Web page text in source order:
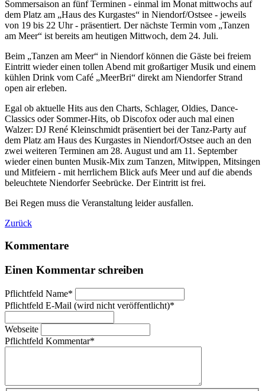
Sommersaison an fünf Terminen - einmal im Monat mittwochs auf
dem Platz am „Haus des Kurgastes“ in Niendorf/Ostsee - jeweils
von 19 bis 22 Uhr - präsentiert. Der nächste Termin vom „Tanzen
am Meer“ ist bereits am heutigen Mittwoch, dem 24. Juli.
Beim „Tanzen am Meer“ in Niendorf können die Gäste bei freiem
Eintritt wieder einen tollen Abend mit großartiger Musik und einem
kühlen Drink vom Café „MeerBri“ direkt am Niendorfer Strand
open air erleben.
Egal ob aktuelle Hits aus den Charts, Schlager, Oldies, Dance-
Classics oder Sommer-Hits, ob Discofox oder auch mal einen
Walzer: DJ René Kleinschmidt präsentiert bei der Tanz-Party auf
dem Platz am Haus des Kurgastes in Niendorf/Ostsee auch an den
zwei weiteren Terminen am 28. August und am 11. September
wieder einen bunten Musik-Mix zum Tanzen, Mitwippen, Mitsingen
und Mitfeiern - mit herrlichem Blick aufs Meer und auf die abends
beleuchtete Niendorfer Seebrücke. Der Eintritt ist frei.
Bei Regen muss die Veranstaltung leider ausfallen.
Zurück
Kommentare
Einen Kommentar schreiben
Pflichtfeld Name*
Pflichtfeld E-Mail (wird nicht veröffentlicht)*
Webseite
Pflichtfeld Kommentar*